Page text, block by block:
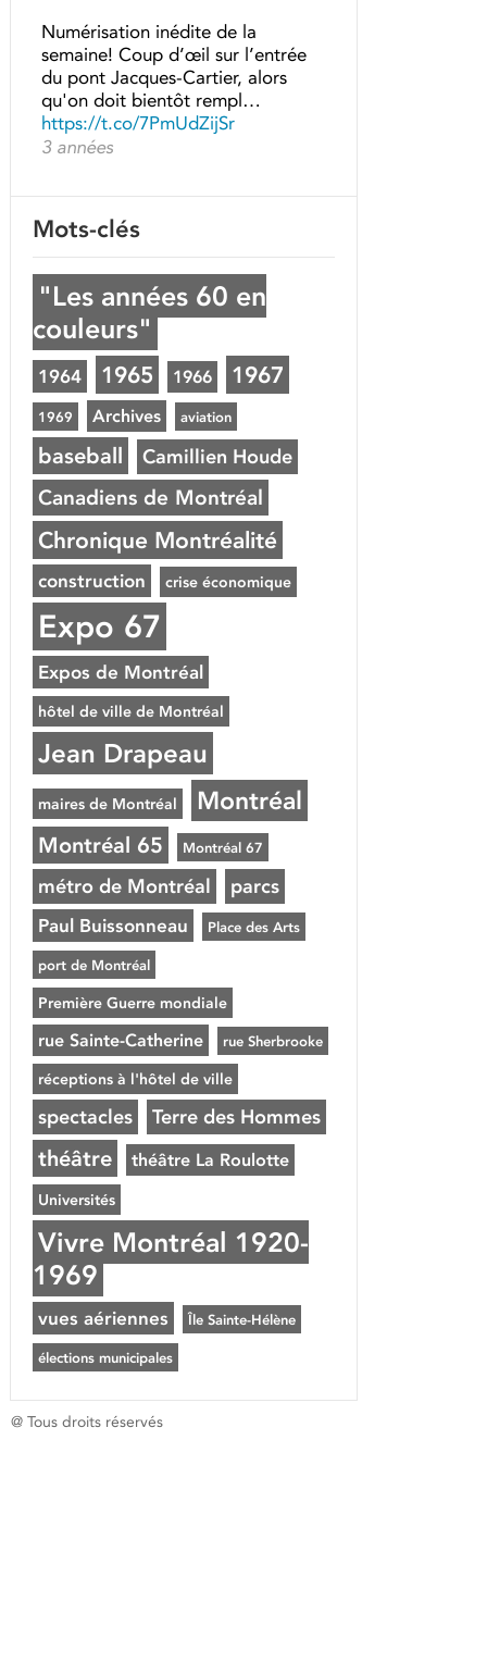
Numérisation inédite de la
semaine! Coup d’œil sur l’entrée
du pont Jacques-Cartier, alors
qu'on doit bientôt rempl…
https://t.co/7PmUdZijSr
3 années
Mots-clés
"Les années 60 en
couleurs"
1964 1965 1966 1967
1969 Archives aviation
baseball Camillien Houde
Canadiens de Montréal
Chronique Montréalité
construction crise économique
Expo 67
Expos de Montréal
hôtel de ville de Montréal
Jean Drapeau
maires de Montréal Montréal
Montréal 65 Montréal 67
métro de Montréal parcs
Paul Buissonneau Place des Arts
port de Montréal
Première Guerre mondiale
rue Sainte-Catherine rue Sherbrooke
réceptions à l'hôtel de ville
spectacles Terre des Hommes
théâtre théâtre La Roulotte
Universités
Vivre Montréal 1920-
1969
vues aériennes Île Sainte-Hélène
élections municipales
@ Tous droits réservés